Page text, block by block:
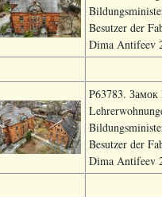
Besutzer der
Dima Antifeev
P63783.
Besutzer der
Dima Antifeev